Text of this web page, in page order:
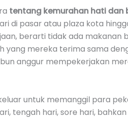
tentang kemurahan hati dan
di pasar atau plaza kota
berarti tidak ada makanan
yang mereka terima sama
anggur mempekerjakan
untuk memanggil para
tengah hari, sore hari,